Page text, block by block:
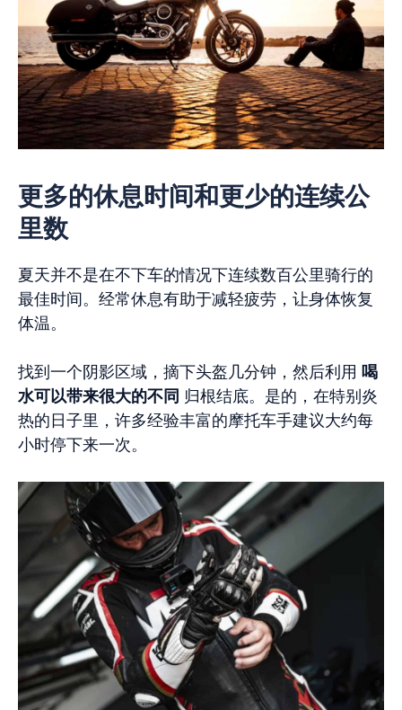
更多的休息时间和更少的连续公
里数
夏天并不是在不下车的情况下连续数百公里骑行的
最佳时间。经常休息有助于减轻疲劳，让身体恢复
体温。
找到一个阴影区域，摘下头盔几分钟，然后利用 喝
水可以带来很大的不同 归根结底。是的，在特别炎
热的日子里，许多经验丰富的摩托车手建议大约每
小时停下来一次。